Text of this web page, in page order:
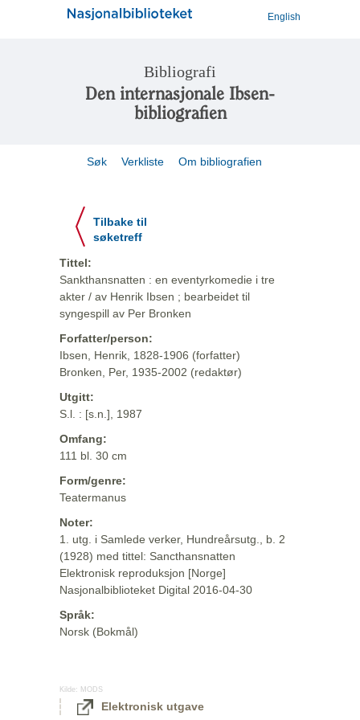
English
Bibliografi
Den internasjonale Ibsen-
bibliografien
Søk Verkliste Om bibliografien
Tilbake til
søketreff
Tittel:
Sankthansnatten : en eventyrkomedie i tre
akter / av Henrik Ibsen ; bearbeidet til
syngespill av Per Bronken
Forfatter/person:
Ibsen, Henrik, 1828-1906 (forfatter)
Bronken, Per, 1935-2002 (redaktør)
Utgitt:
S.l. : [s.n.], 1987
Omfang:
111 bl. 30 cm
Form/genre:
Teatermanus
Noter:
1. utg. i Samlede verker, Hundreårsutg., b. 2
(1928) med tittel: Sancthansnatten
Elektronisk reproduksjon [Norge]
Nasjonalbiblioteket Digital 2016-04-30
Språk:
Norsk (Bokmål)
Kilde: MODS
Elektronisk utgave